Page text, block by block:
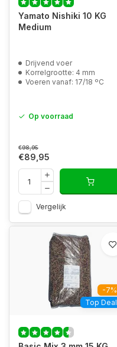
Yamato Nishiki 10 KG
Medium
Drijvend voer
Korrelgrootte: 4 mm
Voeren vanaf: 17/18 ºC
Op voorraad
€98,95
€89,95
Vergelijk
-7%
Top Deal